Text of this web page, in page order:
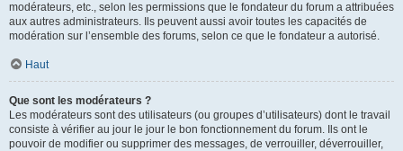
modérateurs, etc., selon les permissions que le fondateur du forum a attribuées
aux autres administrateurs. Ils peuvent aussi avoir toutes les capacités de
modération sur l’ensemble des forums, selon ce que le fondateur a autorisé.
Haut
Que sont les modérateurs ?
Les modérateurs sont des utilisateurs (ou groupes d’utilisateurs) dont le travail
consiste à vérifier au jour le jour le bon fonctionnement du forum. Ils ont le
pouvoir de modifier ou supprimer des messages, de verrouiller, déverrouiller,